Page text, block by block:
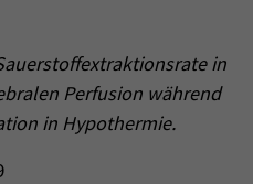
in
Perfusion während
in Hypothermie.